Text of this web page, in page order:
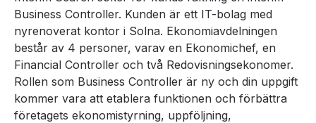
Business Controller. Kunden är ett IT-bolag med
nyrenoverat kontor i Solna. Ekonomiavdelningen
består av 4 personer, varav en Ekonomichef, en
Financial Controller och två Redovisningsekonomer.
Rollen som Business Controller är ny och din uppgift
kommer vara att etablera funktionen och förbättra
företagets ekonomistyrning, uppföljning,